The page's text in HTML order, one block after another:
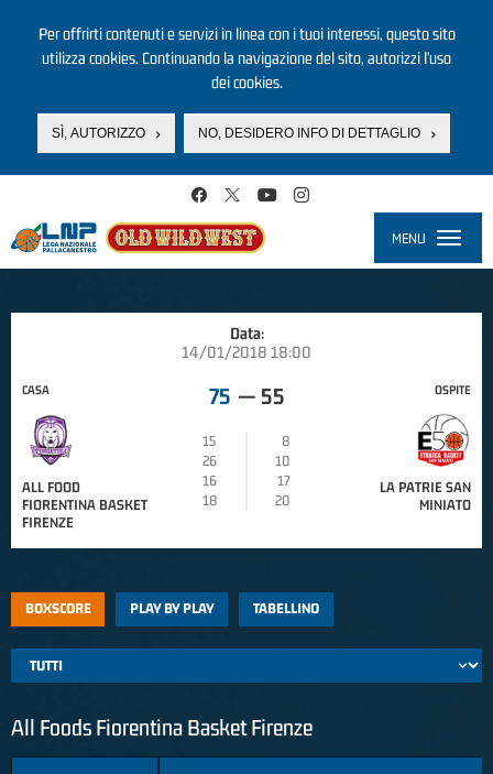
Per offrirti contenuti e servizi in linea con i tuoi interessi, questo sito
utilizza cookies. Continuando la navigazione del sito, autorizzi l’uso
dei cookies.
SÌ, AUTORIZZO NO, DESIDERO INFO DI DETTAGLIO
MENU
Data:
14/01/2018 18:00
CASA
ALL FOOD
FIORENTINA BASKET
FIRENZE
75 — 55
15
8
26
10
16
17
18
20
OSPITE
LA PATRIE SAN
MINIATO
BOXSCORE PLAY BY PLAY TABELLINO
All Foods Fiorentina Basket Firenze